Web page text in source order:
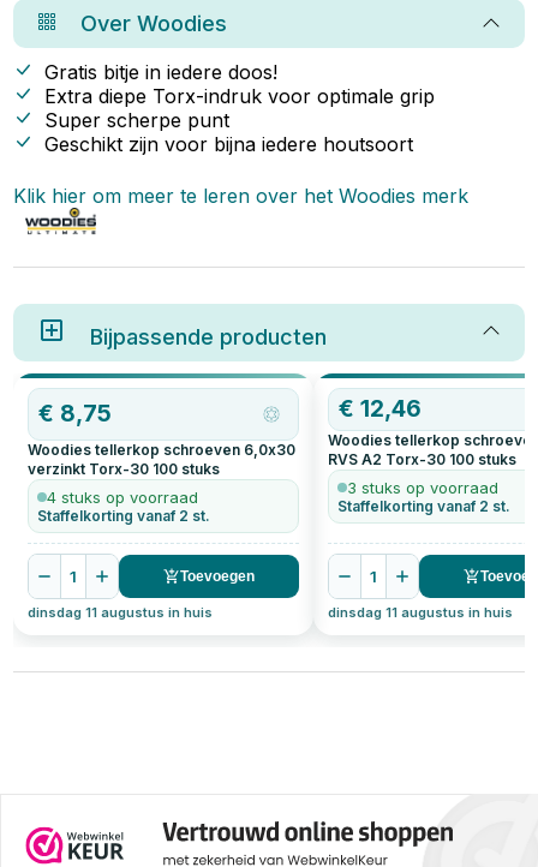
geavanceerde beschermlaag die
speciaal ontwikkeld is om
schroeven langdurig te
beschermen tegen roest,
slijtage en beschadiging. Dankzij
deze coating zijn Woodies
schroeven sterker, duurzamer
en betrouwbaarder dan veel
standaard RVS-alternatieven.
OverWoodies
Gratis bitje in iedere doos!
Extra diepe Torx-indruk voor optimale grip
Super scherpe punt
Geschikt zijn voor bijna iedere houtsoort
Klik hier om meer te leren over hetWoodies merk
Bijpassende producten
€ 8,75
Woodies tellerkop schroeven 6,0x30
verzinkt Torx-30 100 stuks
4 stuks op voorraad
Staffelkorting vanaf 2 st.
1 Toevoegen
dinsdag 11 augustus in huis
€12,46
Woodies tellerkop
RVS A2 Torx-30 100 stuks
3 stuks op voorraad
Staffelkorting vanaf 2 st.
1
dinsdag 11 augustus in huis